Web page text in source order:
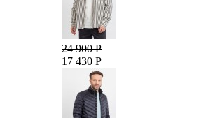
24 900 Р
17 430 Р